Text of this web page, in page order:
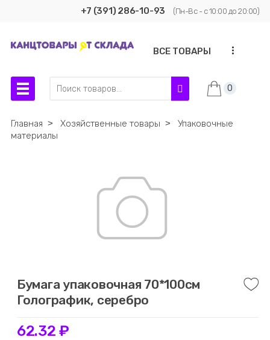
+7 (391) 286-10-93 (Пн-Вс - с 10:00 до 20:00)
ВСЕ ТОВАРЫ ...
0
Главная ˃ Хозяйственные товары ˃
Упаковочные
материалы
Бумага упаковочная 70*100см
Голографик, серебро
62.32 ₽